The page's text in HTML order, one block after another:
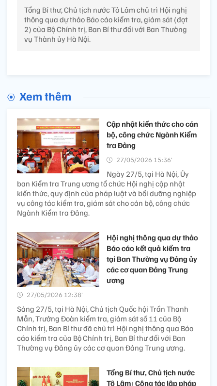
Tổng Bí thư, Chủ tịch nước Tô Lâm chủ trì Hội nghị
thông qua dự thảo Báo cáo kiểm tra, giám sát (đợt
2) của Bộ Chính trị, Ban Bí thư đối với Ban Thường
vụ Thành ủy Hà Nội.
Xem thêm
Cập nhật kiến thức cho cán
bộ, công chức Ngành Kiểm
tra Đảng
27/05/2026 15:36’
Ngày 27/5, tại Hà Nội, Ủy
ban Kiểm tra Trung ương tổ chức Hội nghị cập nhật
kiến thức, quy định của pháp luật và bồi dưỡng nghiệp
vụ công tác kiểm tra, giám sát cho cán bộ, công chức
Ngành Kiểm tra Đảng.
Hội nghị thông qua dự thảo
Báo cáo kết quả kiểm tra
tại Ban Thường vụ Đảng ủy
các cơ quan Đảng Trung
ương
27/05/2026 12:38’
Sáng 27/5, tại Hà Nội, Chủ tịch Quốc hội Trần Thanh
Mẫn, Trưởng Đoàn kiểm tra, giám sát số 11 của Bộ
Chính trị, Ban Bí thư đã chủ trì Hội nghị thông qua Báo
cáo kiểm tra của Bộ Chính trị, Ban Bí thư đối với Ban
Thường vụ Đảng ủy các cơ quan Đảng Trung ương.
Tổng Bí thư, Chủ tịch nước
Tô Lâm: Công tác lập pháp